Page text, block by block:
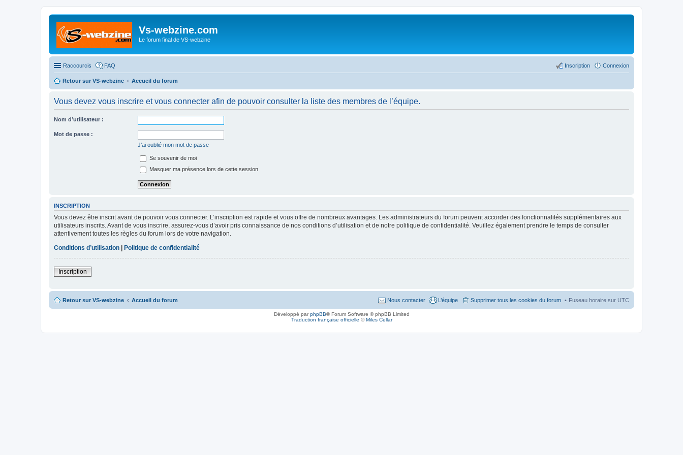
Vs-webzine.com
Le forum final de VS-webzine
Raccourcis FAQ Connexion
Inscription
Retour sur VS-webzine Accueil du forum
Vous devez vous inscrire et vous connecter afin de pouvoir consulter la liste des membres de l’équipe.
Nom d’utilisateur :
Mot de passe :
J’ai oublié mon mot de passe
Se souvenir de moi
Masquer ma présence lors de cette session
INSCRIPTION
Vous devez être inscrit avant de pouvoir vous connecter. L’inscription est rapide et vous offre de nombreux avantages. Les administrateurs du forum peuvent accorder des fonctionnalités supplémentaires aux
utilisateurs inscrits. Avant de vous inscrire, assurez-vous d’avoir pris connaissance de nos conditions d’utilisation et de notre politique de confidentialité. Veuillez également prendre le temps de consulter
attentivement toutes les règles du forum lors de votre navigation.
Conditions d’utilisation
Politique de confidentialité
Inscription
Retour sur VS-webzine Accueil du forum Fuseau horaire sur UTC
Supprimer tous les cookies du forum
L’équipe
Nous contacter
Développé parphpBB® Forum Software © phpBB Limited
Traduction française officielle ©Miles Cellar